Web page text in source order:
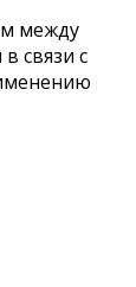
между
связи с